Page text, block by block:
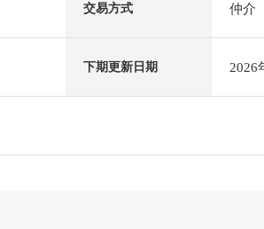
交易方式 仲介
下期更新日期 2026